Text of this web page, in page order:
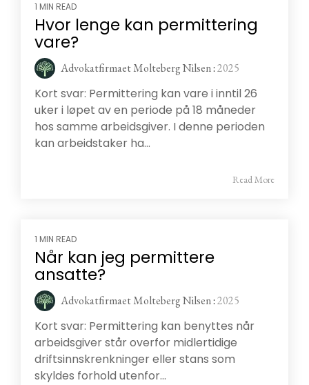
1 MIN READ
Hvor lenge kan permittering
vare?
Advokatfirmaet Molteberg Nilsen:2025
Kort svar: Permittering kan vare i inntil 26
uker i løpet av en periode på 18 måneder
hos samme arbeidsgiver. I denne perioden
kan arbeidstaker ha...
Read More
1 MIN READ
Når kan jeg permittere
ansatte?
Advokatfirmaet Molteberg Nilsen:2025
Kort svar: Permittering kan benyttes når
arbeidsgiver står overfor midlertidige
driftsinnskrenkninger eller stans som
skyldes forhold utenfor...